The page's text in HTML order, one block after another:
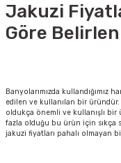
Jakuzi
Göre
Banyolarımızda
edilen ve kullanılan bir üründür.
oldukça önemli ve kullanışlı bir
fazla olduğu bu ürün için sıkça
jakuzi fiyatları pahalı olmayan